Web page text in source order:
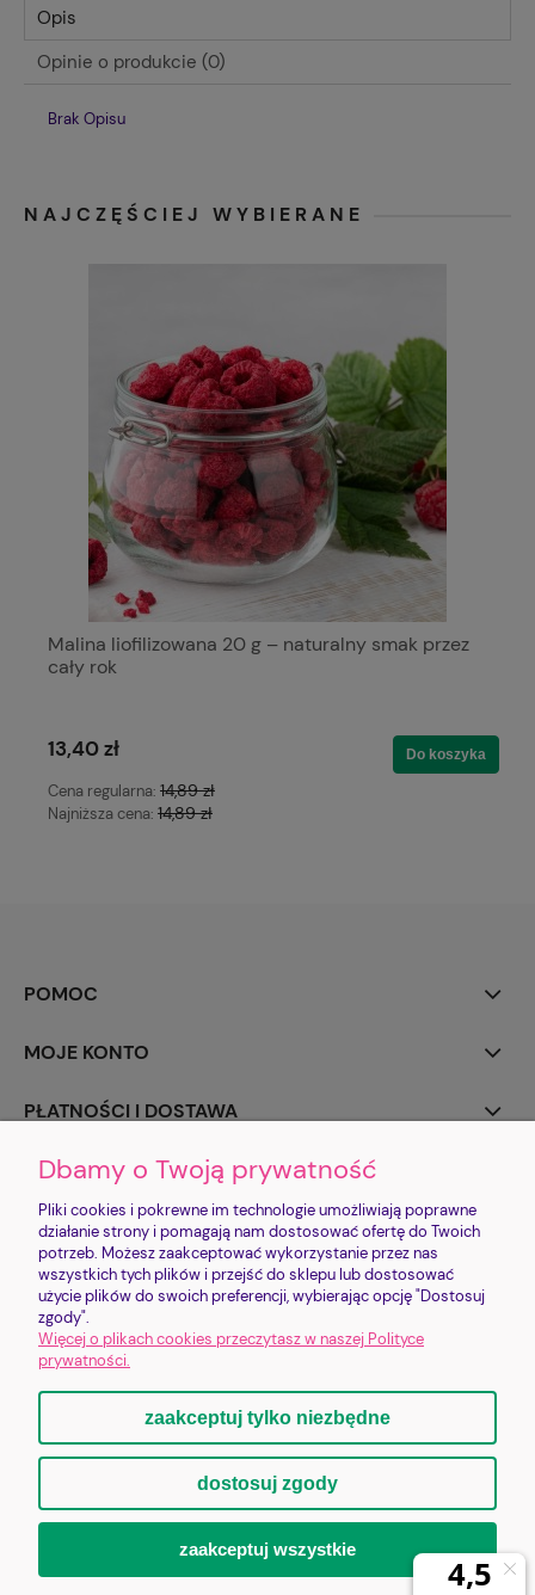
Opis
Opinie o produkcie (0)
Brak Opisu
NAJCZĘŚCIEJ WYBIERANE
Malina liofilizowana 20 g – naturalny smak przez
cały rok
13,40 zł
Cena regularna: 14,89 zł
Najniższa cena: 14,89 zł
Do koszyka
POMOC
MOJE KONTO
PŁATNOŚCI I DOSTAWA
INFORMACJE
O NAS
Sklep jest prowadzony przez FUNDACJĘ IMIENIA PROSIACZKA CHRUMKA |
Zysk ze sklepu realizuje cele statutowe Fundacji
Bankowa 2/1 | 58-500 Jelenia Góra | shop@lovepigs.pl | +48 793 752 792 |
Sklep internetowy Shoper.pl
Dbamy o Twoją prywatność
Pliki cookies i pokrewne im technologie umożliwiają poprawne
działanie strony i pomagają nam dostosować ofertę do Twoich
potrzeb. Możesz zaakceptować wykorzystanie przez nas
wszystkich tych plików i przejść do sklepu lub dostosować
użycie plików do swoich preferencji, wybierając opcję "Dostosuj
zgody".
Więcej o plikach cookies przeczytasz w naszej Polityce
prywatności.
zaakceptuj tylko niezbędne
dostosuj zgody
zaakceptuj wszystkie